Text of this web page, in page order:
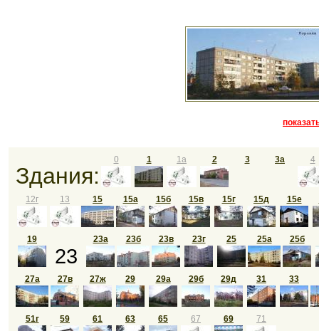
Здания:
0 1 1а 2 3 3а 4
12г 13 15 15а 15б 15в 15г 15д 15е
19
23
23а 23б 23в 23г 25 25а 25б
27а 27в 27ж 29 29а 29б 29д 31 33
51г 59 61 63 65 67 69 71